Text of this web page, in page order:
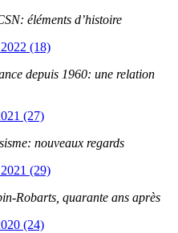
éléments d’histoire
(18)
depuis 1960: une relation
(27)
nouveaux regards
(29)
Robarts, quarante ans après
(24)